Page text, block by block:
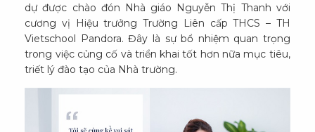
dự được chào đón Nhà giáo Nguyễn Thị Thanh với
cương vị Hiệu trưởng Trường Liên cấp THCS – TH
Vietschool Pandora. Đây là sự bổ nhiệm quan trọng
trong việc củng cố và triển khai tốt hơn nữa mục tiêu,
triết lý đào tạo của Nhà trường.